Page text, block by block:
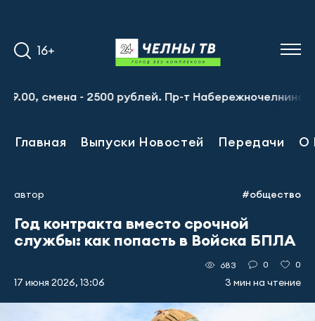
16+
- 2500 рублей. Пр-т Набережночелнинский, 13а.
Главная Выпуски Новостей Передачи О
автор #общество
Год контракта вместо срочной
службы: как попасть в Войска БПЛА
17 июня 2026, 13:06
683 0 0
3 мин на чтение